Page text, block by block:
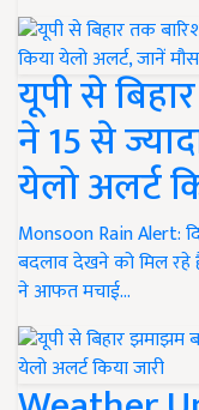
यूपी से
ने 15 से
येलो अलर्ट
Monsoon Rain Alert:
बदलाव देखने को मिल रहे
ने आफत मचाई…